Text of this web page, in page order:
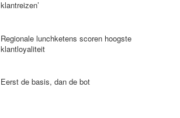
klantreizen’
Regionale lunchketens scoren hoogste
klantloyaliteit
Eerst de basis, dan de bot